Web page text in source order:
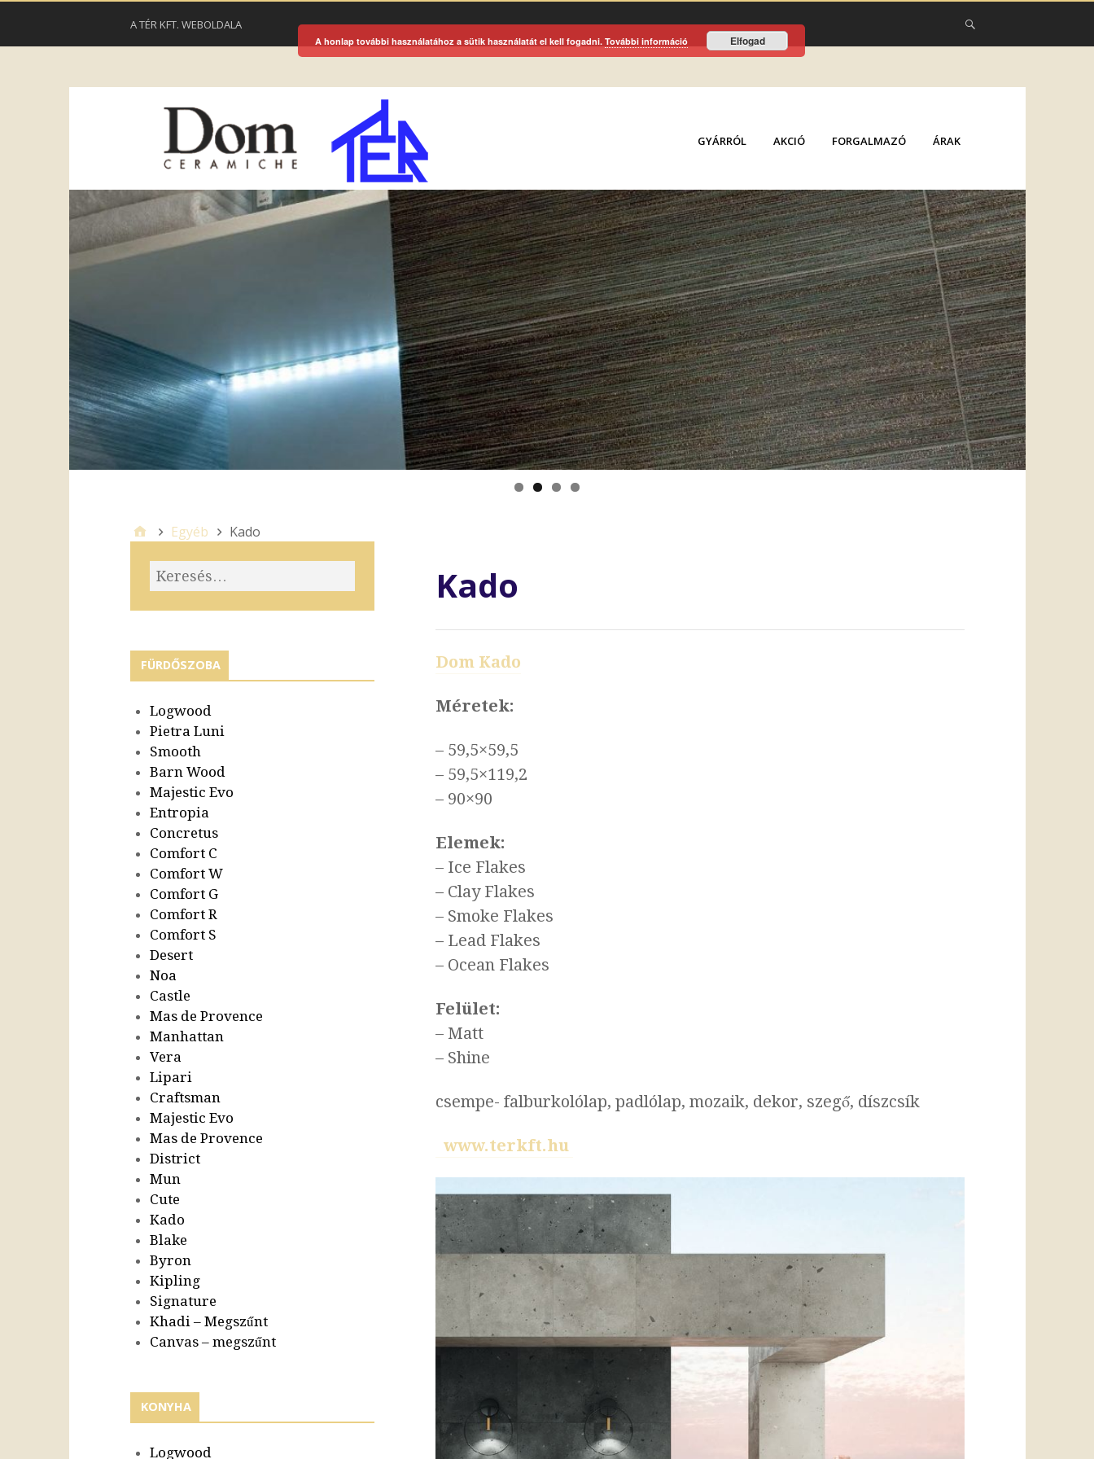
A TÉR KFT. WEBOLDALA
GYÁRRÓL AKCIÓ FORGALMAZÓ ÁRAK
Egyéb Kado
Kado
Dom Kado
Méretek:
– 59,5×59,5
– 59,5×119,2
– 90×90
Elemek:
– Ice Flakes
– Clay Flakes
– Smoke Flakes
– Lead Flakes
– Ocean Flakes
Felület:
– Matt
– Shine
csempe- falburkolólap, padlólap, mozaik, dekor, szegő, díszcsík
www.terkft.hu
FÜRDŐSZOBA
Logwood
Pietra Luni
Smooth
Barn Wood
Majestic Evo
Entropia
Concretus
Comfort C
Comfort W
Comfort G
Comfort R
Comfort S
Desert
Noa
Castle
Mas de Provence
Manhattan
Vera
Lipari
Craftsman
Majestic Evo
Mas de Provence
District
Mun
Cute
Kado
Blake
Byron
Kipling
Signature
Khadi – Megszűnt
Canvas – megszűnt
KONYHA
Logwood
A honlap további használatához a sütik használatát el kell fogadni. További információ Elfogad